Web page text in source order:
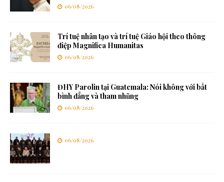
06/08/2026
Trí tuệ nhân tạo và trí tuệ Giáo hội theo thông
điệp Magnifica Humanitas
06/08/2026
ĐHY Parolin tại Guatemala: Nói không với bất
bình đẳng và tham nhũng
06/08/2026
06/08/2026